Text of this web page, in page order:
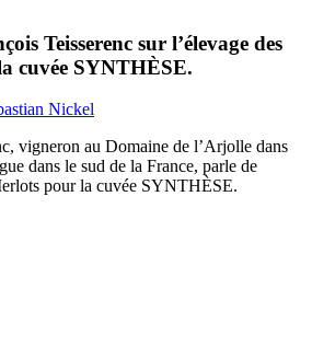
Teisserenc sur l’élevage des
cuvée SYNTHÈSE.
Nickel
vigneron au Domaine de l’Arjolle dans
dans le sud de la France, parle de
pour la cuvée SYNTHÈSE.